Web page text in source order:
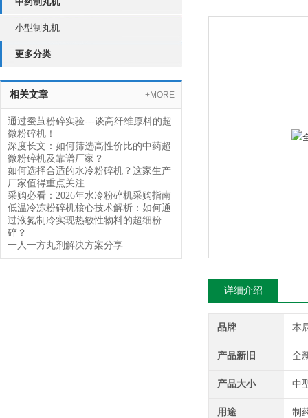
小型制丸机
更多分类
相关文章 +MORE
通过蚕茧粉碎实验---谈高纤维原料的超
微粉碎机！
深度长文：如何筛选高性价比的中药超
微粉碎机及靠谱厂家？
如何选择合适的水冷粉碎机？这家生产
厂家值得重点关注
采购必看：2026年水冷粉碎机采购指南
低温冷冻粉碎机核心技术解析：如何通
过液氮制冷实现热敏性物料的超细粉
碎？
一人一方丸剂解决方案分享
详细介绍
品牌 本
产品新旧 全
产品大小 中
用途 制